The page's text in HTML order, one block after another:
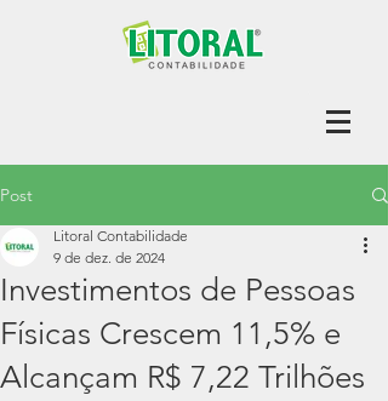
Post
Investimentos de Pessoas
Físicas Crescem 11,5% e
Alcançam R$ 7,22 Trilhões
Litoral Contabilidade
9 de dez. de 2024